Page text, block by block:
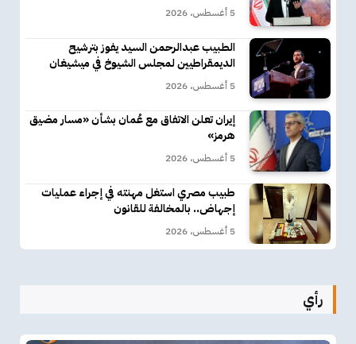
5 أغسطس، 2026
الطبيب عبدالرحمن السيد يفوز بترشيح
الديمقراطيين لمجلس الشيوخ في ميشيغان
5 أغسطس، 2026
إيران تعلن الاتفاق مع عُمان بشأن «مسار مضيق
هرمز»
5 أغسطس، 2026
طبيب مصري استغل مهنته في إجراء عمليات
إجهاض.. بالمخالفة للقانون
5 أغسطس، 2026
رأي